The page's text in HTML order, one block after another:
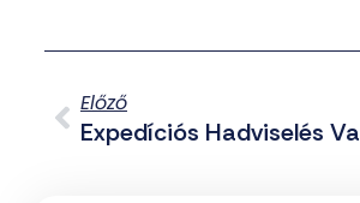
Előző